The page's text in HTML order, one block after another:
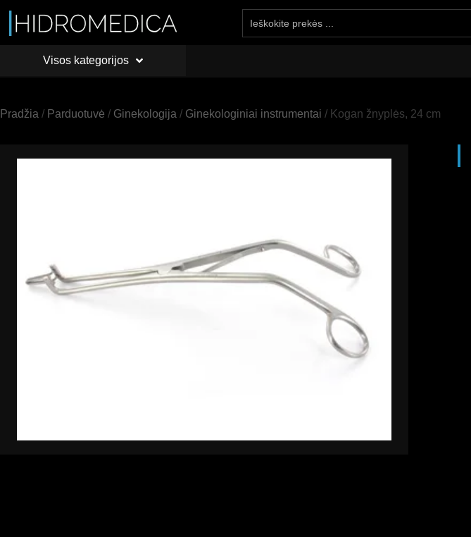
Visos kategorijos PRADŽIA APIE HIDROMEDICA
Visos kategorijos
Pradžia / Parduotuvė / Ginekologija / Ginekologiniai instrumentai / Kogan žnyplės, 24 cm